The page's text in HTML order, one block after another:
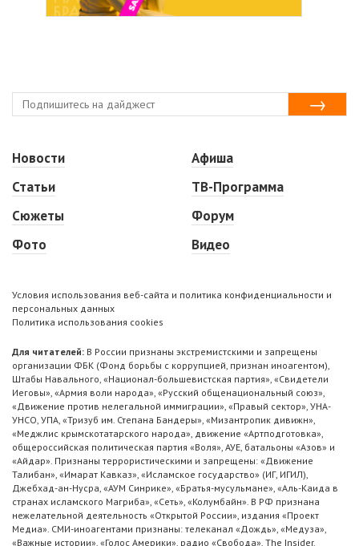
Новости
Статьи
Сюжеты
Фото
Афиша
ТВ-Программа
Форум
Видео
Условия использования веб-сайта и политика конфиденциальности и
персональных данных
Политика использования cookies
Для читателей: В России признаны экстремистскими и запрещены
организации ФБК (Фонд борьбы с коррупцией, признан иноагентом),
Штабы Навального, «Национал-большевистская партия», «Свидетели
Иеговы», «Армия воли народа», «Русский общенациональный союз»,
«Движение против нелегальной иммиграции», «Правый сектор», УНА-
УНСО, УПА, «Тризуб им. Степана Бандеры», «Мизантропик дивижн»,
«Меджлис крымскотатарского народа», движение «Артподготовка»,
общероссийская политическая партия «Воля», АУЕ, батальоны «Азов» и
«Айдар». Признаны террористическими и запрещены: «Движение
Талибан», «Имарат Кавказ», «Исламское государство» (ИГ, ИГИЛ),
Джебхад-ан-Нусра, «АУМ Синрике», «Братья-мусульмане», «Аль-Каида в
странах исламского Магриба», «Сеть», «Колумбайн». В РФ признана
нежелательной деятельность «Открытой России», издания «Проект
Медиа». СМИ-иноагентами признаны: телеканал «Дождь», «Медуза»,
«Важные истории», «Голос Америки», радио «Свобода», The Insider,